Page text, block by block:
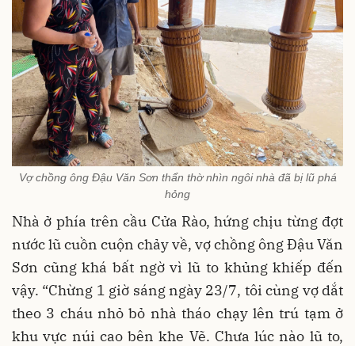
Vợ chồng ông Đậu Văn Sơn thẩn thờ nhìn ngôi nhà đã bị lũ phá
hỏng
Nhà ở phía trên cầu Cửa Rào, hứng chịu từng đợt
nước lũ cuồn cuộn chảy về, vợ chồng ông Đậu Văn
Sơn cũng khá bất ngờ vì lũ to khủng khiếp đến
vậy. “Chừng 1 giờ sáng ngày 23/7, tôi cùng vợ dắt
theo 3 cháu nhỏ bỏ nhà tháo chạy lên trú tạm ở
khu vực núi cao bên khe Vẽ. Chưa lúc nào lũ to,